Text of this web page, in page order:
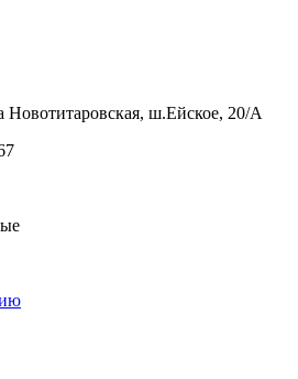
Новотитаровская, ш.Ейское, 20/А